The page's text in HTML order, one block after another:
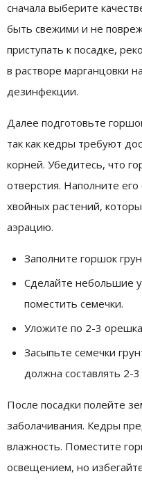
сначала выберите
быть свежими и не
приступать к посадке,
в растворе марганцовки
дезинфекции.
Далее подготовьте
так как кедры требуют
корней. Убедитесь, что
отверстия. Наполните
хвойных растений,
аэрацию.
Заполните горшок
Сделайте небольшие
поместить семечки.
Уложите по 2-3
Засыпьте семечки
должна составлять 2-3
После посадки полейте
заболачивания. Кедры
влажность. Поместите
освещением, но